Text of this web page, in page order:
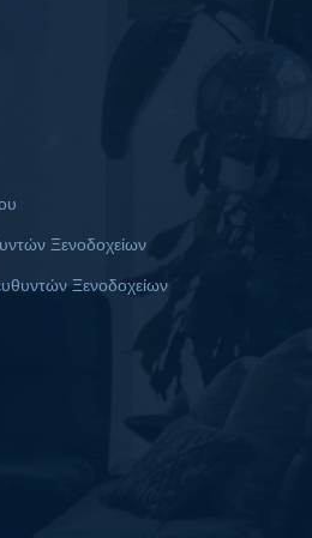
Ξενοδοχείων
Ξενοδοχείων